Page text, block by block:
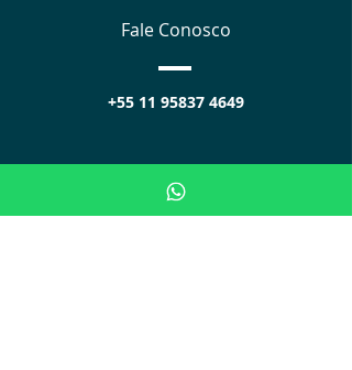
Fale Conosco
+55 11 95837 4649
Segunda à sexta:
das 8h às 18h